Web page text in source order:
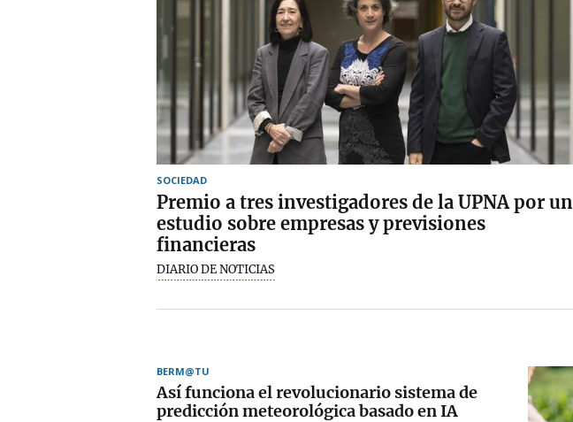
SOCIEDAD
Premio a tres investigadores de la UPNA por un
estudio sobre empresas y previsiones
financieras
DIARIO DE NOTICIAS
BERM@TU
Así funciona el revolucionario sistema de
predicción meteorológica basado en IA